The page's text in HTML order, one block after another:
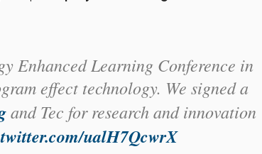
Enhanced Learning Conference in
effect technology. We signed a
and Tec for research and innovation
ualH7QcwrX